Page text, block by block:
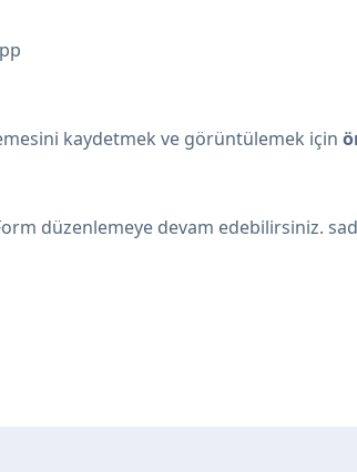
kaydetmek ve görüntülemek için
düzenlemeye devam edebilirsiniz.